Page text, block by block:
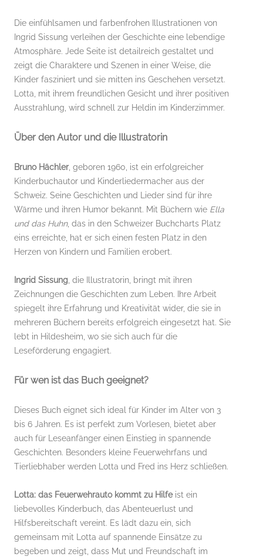
Die einfühlsamen und farbenfrohen Illustrationen von
Ingrid Sissung verleihen der Geschichte eine lebendige
Atmosphäre. Jede Seite ist detailreich gestaltet und
zeigt die Charaktere und Szenen in einer Weise, die
Kinder fasziniert und sie mitten ins Geschehen versetzt.
Lotta, mit ihrem freundlichen Gesicht und ihrer positiven
Ausstrahlung, wird schnell zur Heldin im Kinderzimmer.
Über den Autor und die Illustratorin
Bruno Hächler, geboren 1960, ist ein erfolgreicher
Kinderbuchautor und Kinderliedermacher aus der
Schweiz. Seine Geschichten und Lieder sind für ihre
Wärme und ihren Humor bekannt. Mit Büchern wie Ella
und das Huhn, das in den Schweizer Buchcharts Platz
eins erreichte, hat er sich einen festen Platz in den
Herzen von Kindern und Familien erobert.
Ingrid Sissung , die Illustratorin, bringt mit ihren
Zeichnungen die Geschichten zum Leben. Ihre Arbeit
spiegelt ihre Erfahrung und Kreativität wider, die sie in
mehreren Büchern bereits erfolgreich eingesetzt hat. Sie
lebt in Hildesheim, wo sie sich auch für die
Leseförderung engagiert.
Für wen ist das Buch geeignet?
Dieses Buch eignet sich ideal für Kinder im Alter von 3
bis 6 Jahren. Es ist perfekt zum Vorlesen, bietet aber
auch für Leseanfänger einen Einstieg in spannende
Geschichten. Besonders kleine Feuerwehrfans und
Tierliebhaber werden Lotta und Fred ins Herz schließen.
Lotta: das Feuerwehrauto kommt zu Hilfeist ein
liebevolles Kinderbuch, das Abenteuerlust und
Hilfsbereitschaft vereint. Es lädt dazu ein, sich
gemeinsam mit Lotta auf spannende Einsätze zu
begeben und zeigt, dass Mut und Freundschaft im